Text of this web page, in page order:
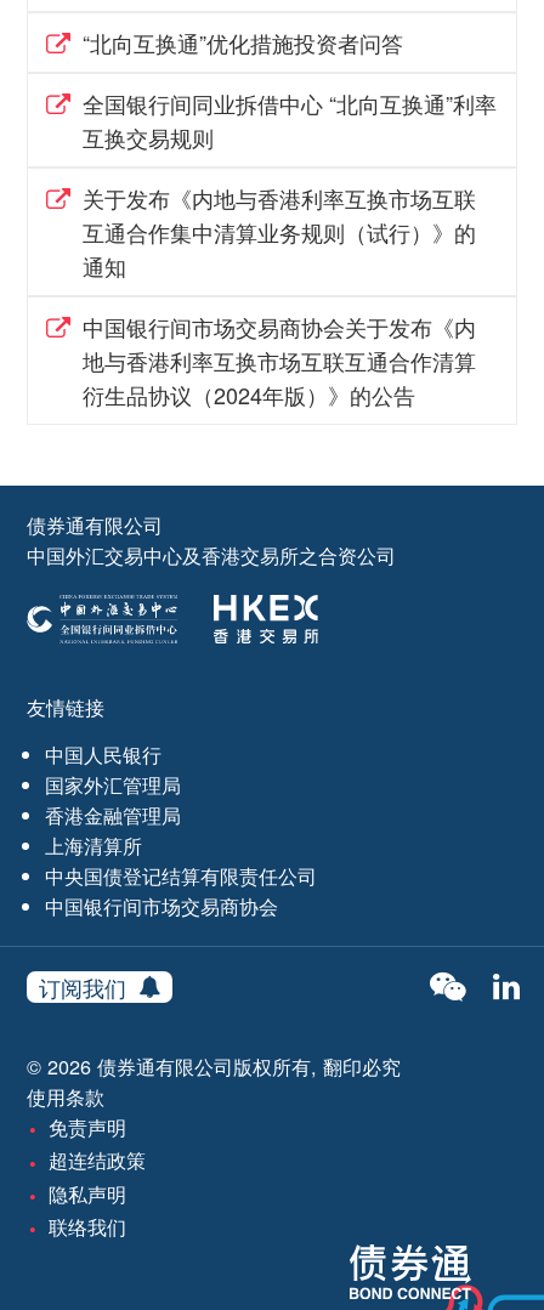
“北向互换通”优化措施投资者问答
全国银行间同业拆借中心 “北向互换通”利率
互换交易规则
关于发布《内地与香港利率互换市场互联
互通合作集中清算业务规则（试行）》的
通知
中国银行间市场交易商协会关于发布《内
地与香港利率互换市场互联互通合作清算
衍生品协议（2024年版）》的公告
债券通有限公司
中国外汇交易中心及香港交易所之合资公司
友情链接
中国人民银行
国家外汇管理局
香港金融管理局
上海清算所
中央国债登记结算有限责任公司
中国银行间市场交易商协会
订阅我们
© 2026 债券通有限公司版权所有, 翻印必究
使用条款
免责声明
超连结政策
隐私声明
联络我们